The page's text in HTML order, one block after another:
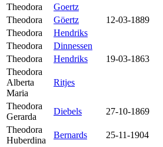
Theodora
Goertz
Theodora
Göertz 12-03-1889
Theodora
Hendriks
Theodora
Dinnessen
Theodora
Hendriks 19-03-1863
Theodora
Alberta
Maria
Ritjes
Theodora
Gerarda
Diebels 27-10-1869
Theodora
Huberdina
Bernards 25-11-1904